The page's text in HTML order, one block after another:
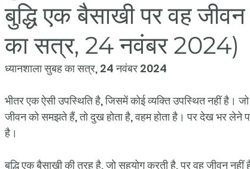
बुद्धि एक बैसाखी पर वह
का सत्र, 24 नवंबर 2024)
ध्यानशाला सुबह का सत्र, 24 नवंबर 2024
भीतर एक ऐसी उपस्थिति है, जिसमें कोई व्यक्ति उपस्थित नहीं है।
जीवन को समझते हैं, तो दुख होता है, वहम होता है। पर देख भर लेने
है।
बुद्धि एक बैसाखी की तरह है, जो सहयोग करती है, पर वह जीवन